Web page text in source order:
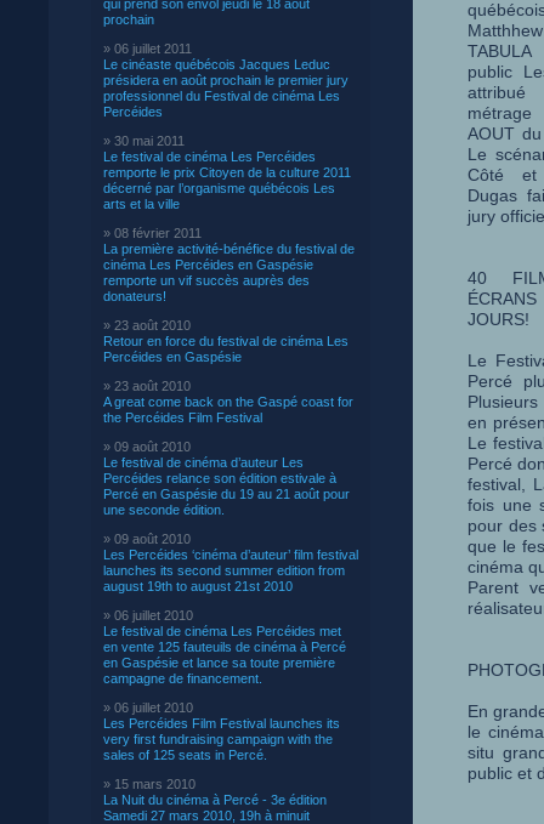
qui prend son envol jeudi le 18 août
prochain
» 06 juillet 2011
Le cinéaste québécois Jacques Leduc
présidera en août prochain le premier jury
professionnel du Festival de cinéma Les
Percéides
» 30 mai 2011
Le festival de cinéma Les Percéides
remporte le prix Citoyen de la culture 2011
décerné par l’organisme québécois Les
arts et la ville
» 08 février 2011
La première activité-bénéfice du festival de
cinéma Les Percéides en Gaspésie
remporte un vif succès auprès des
donateurs!
» 23 août 2010
Retour en force du festival de cinéma Les
Percéides en Gaspésie
» 23 août 2010
A great come back on the Gaspé coast for
the Percéides Film Festival
» 09 août 2010
Le festival de cinéma d’auteur Les
Percéides relance son édition estivale à
Percé en Gaspésie du 19 au 21 août pour
une seconde édition.
» 09 août 2010
Les Percéides ‘cinéma d’auteur’ film festival
launches its second summer edition from
august 19th to august 21st 2010
» 06 juillet 2010
Le festival de cinéma Les Percéides met
en vente 125 fauteuils de cinéma à Percé
en Gaspésie et lance sa toute première
campagne de financement.
» 06 juillet 2010
Les Percéides Film Festival launches its
very first fundraising campaign with the
sales of 125 seats in Percé.
» 15 mars 2010
La Nuit du cinéma à Percé - 3e édition
Samedi 27 mars 2010, 19h à minuit
public
attribué
AOUT
Le
Côté et
Dugas
jury
40
JOURS!
Le
Percé
en
Le
Percé
festival,
fois une
pour des
que le
cinéma
Parent
En
le
situ
public et